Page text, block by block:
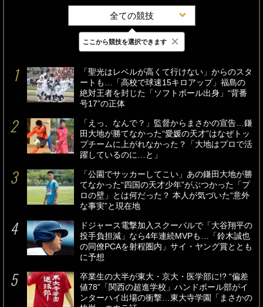
全ての競技
最新 24時間 週間
「聖光はレベルが高くて行けない」からのスタ
ートも…「高校で球速15キロアップ」福島の
絶対王者を封じた「ソフトボール出身」“背番
号17”の正体
「えっ、なんで？」監督からまさかの宣告…鎌
田大地が勝てなかった“愛媛の天才”はなぜトッ
プチームに上がれなかった？「大地はプロで活
躍しているのに…と」
「公園でサッカーしてこい」あの鎌田大地が勝
てなかった“四国の天才少年”がぶつかった「プ
ロの壁」とは何だった？ 本人が気づいた“意外
な事実”と現在地
ドジャース電撃加入スクーバルで「大谷翔平の
投手負担減」なら4年連続MVPも…「鈴木誠也
の同僚PCAを射程圏内」サイ・ヤング賞ととも
に予想
卒業生の大半が東大・京大・医学部に!? “偏差
値78”「関西の超進学校」ハンドボール部がイ
ンターハイ出場の衝撃…東大寺学園「まさかの
ここから競技を選択できます ×